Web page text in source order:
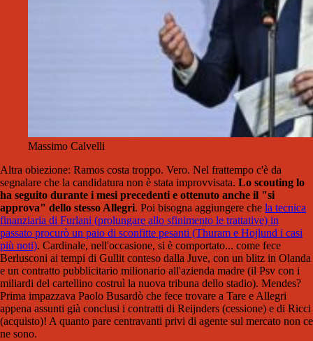
Massimo Calvelli
Altra obiezione: Ramos costa troppo. Vero. Nel frattempo c'è da
segnalare che la candidatura non è stata improvvisata. Lo scouting lo
ha seguito durante i mesi precedenti e ottenuto anche il "si
approva" dello stesso Allegri. Poi bisogna aggiungere che la tecnica
finanziaria di Furlani (prolungare allo sfinimento le trattative) in
passato procurò un paio di sconfitte pesanti (Thuram e Hojlund i casi
più noti). Cardinale, nell'occasione, si è comportato... come fece
Berlusconi ai tempi di Gullit conteso dalla Juve, con un blitz in Olanda
e un contratto pubblicitario milionario all'azienda madre (il Psv con i
miliardi del cartellino costruì la nuova tribuna dello stadio). Mendes?
Prima impazzava Paolo Busardò che fece trovare a Tare e Allegri
appena assunti già conclusi i contratti di Reijnders (cessione) e di Ricci
(acquisto)! A quanto pare centravanti privi di agente sul mercato non ce
ne sono.